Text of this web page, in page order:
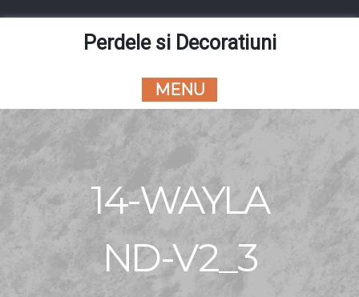
Perdele si Decoratiuni
MENU
14-WAYLA
ND-V2_3